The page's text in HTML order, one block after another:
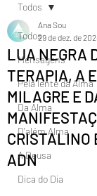
Todos
Mensagens
Pela lente da Alma
Da Alma
D'além Alma
A Deusa
Dica do Dia
Todos
LUA NEGRA
TERAPIA, A
MILAGRE E
CRISTALINO
ADN
Ana Sou
29 de dez. de